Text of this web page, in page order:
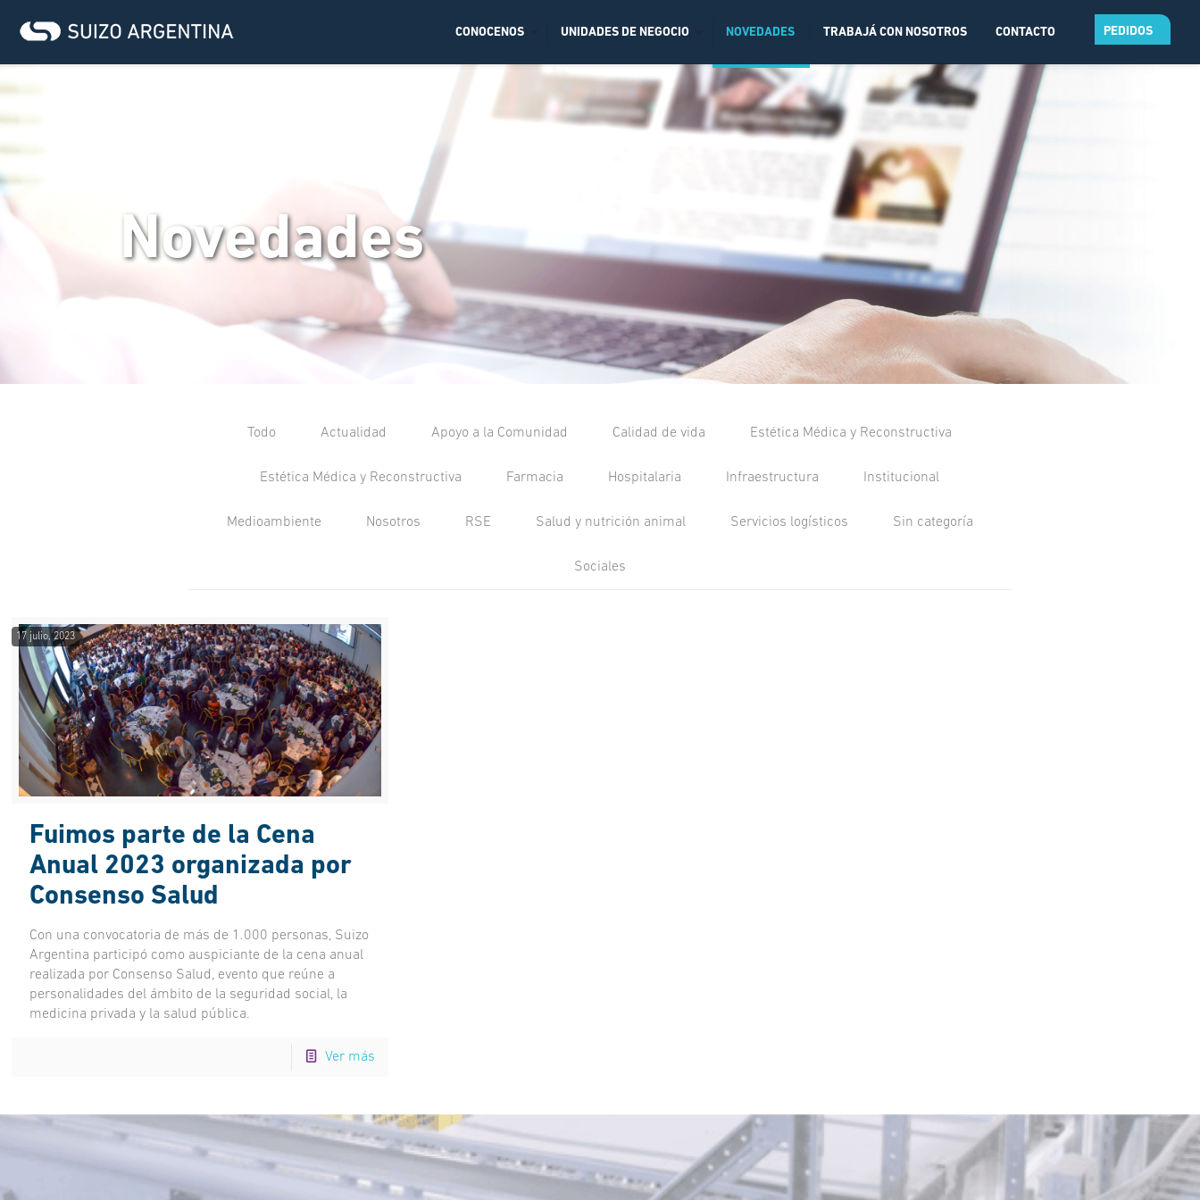
CONOCENOS UNIDADES DE NEGOCIO NOVEDADES TRABAJÁ CON NOSOTROS CONTACTO PEDIDOS
Novedades
Todo Actualidad Apoyo a la Comunidad Calidad de vida Estética Médica y Reconstructiva
Estética Médica y Reconstructiva Farmacia Hospitalaria Infraestructura Institucional
Medioambiente Nosotros RSE Salud y nutrición animal Servicios logísticos Sin categoría
Sociales
17 julio, 2023
Fuimos parte de la Cena
Anual 2023 organizada por
Consenso Salud
Con una convocatoria de más de 1.000 personas, Suizo
Argentina participó como auspiciante de la cena anual
realizada por Consenso Salud, evento que reúne a
personalidades del ámbito de la seguridad social, la
medicina privada y la salud pública.
Ver más